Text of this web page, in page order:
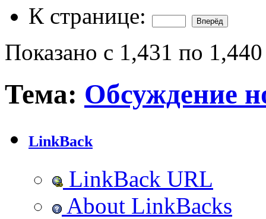
К странице:
Показано с 1,431 по
Тема: Обсуждение
LinkBack
LinkBack URL
About LinkBacks